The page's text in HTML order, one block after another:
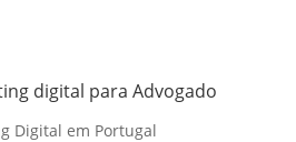
digital para Advogado
Digital em Portugal